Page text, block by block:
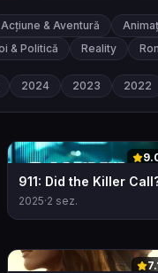
Acțiune & Aventură
& Politică Reality
2024 2023 2022
0
911: Did the Killer
2025·2 sez.
0